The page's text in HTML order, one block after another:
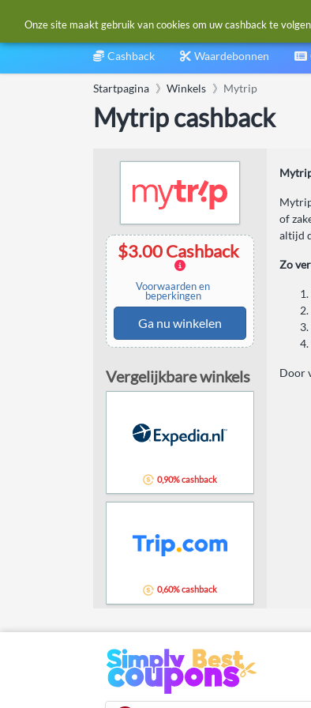
Cashback Waardebonnen
Startpagina Winkels Mytrip
Mytrip cashback
of
altijd
Zo
Door
$3.00 Cashback
Voorwaarden en
beperkingen
Ga nu winkelen
Vergelijkbare winkels
0,90% cashback
0,60% cashback
Onze site maakt gebruik van cookies om uw cashback te